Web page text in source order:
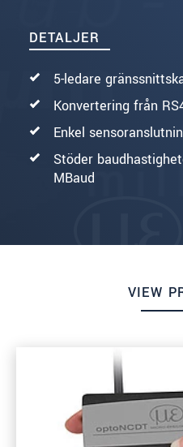
DETALJER
5-ledare
Konvertering från
Enkel
Stöder
MBaud
VIEW